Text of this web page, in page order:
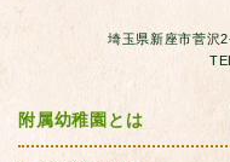
R.満３歳保育み
S.父母会活動
埼玉県新座市菅沢
附属幼稚園とは